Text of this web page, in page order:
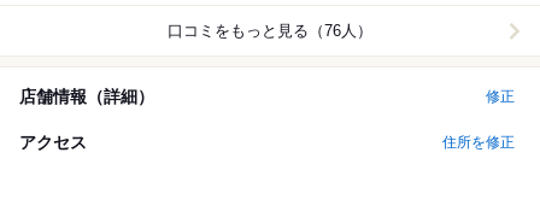
口コミをもっと見る（76人）
店舗情報（詳細） 修正
アクセス 住所を修正